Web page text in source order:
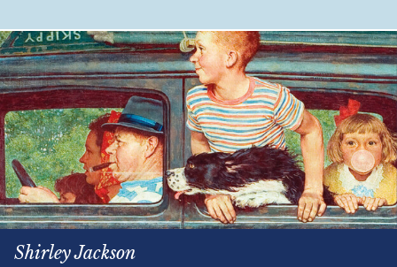
Shirley Jackson